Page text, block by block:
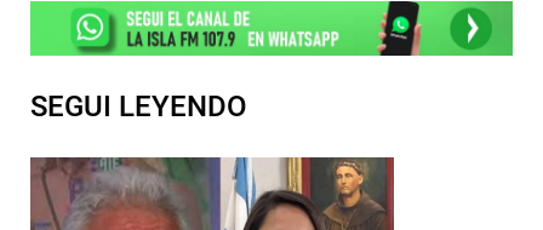
SEGUI LEYENDO